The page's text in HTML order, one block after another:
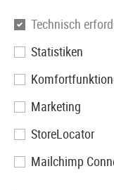
27 Produkte
Technisch
Statistiken
Marketing
StoreLocator
Mailchimp